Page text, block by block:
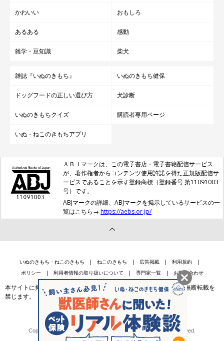
かわいい おもしろ
あるある 感動
雑学・豆知識 柴犬
雑誌『いぬのきもち』 いぬのきもち健保
ドッグフードの正しい選び方 犬診断
いぬのきもちクイズ 購読者専用ページ
いぬ・ねこのきもちアプリ
ＡＢＪマークは、この電子書店・電子書籍配信サービス
が、著作権者からコンテンツ使用許諾を得た正規版配信サ
ービスであることを示す登録商標（登録番号 第11091003
号）です。
ABJマークの詳細、ABJマークを掲示しているサービスの一
覧はこちら→ https://aebs.or.jp/
いぬのきもち・ねこのきもち ねこのきもち 広告掲載
利用規約
ポリシー
利用者情報の取り扱いについて 専門家一覧 お問い合わせ
本サイトに掲載されている記事・写真・イラスト等のコンテンツの無断転載を
禁じます。
会社案内 個人情報保護法に基づく公表事項等
Copyright © Benesse Style Care Group Co.,Ltd. All Rights Reserved.